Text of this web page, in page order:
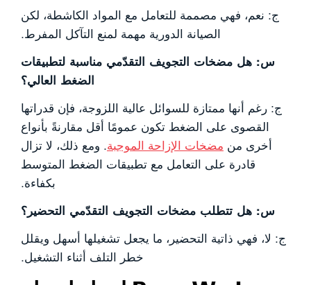
ج: نعم، فهي مصممة للتعامل مع المواد الكاشطة، لكن
الصيانة الدورية مهمة لمنع التآكل المفرط.
س: هل مضخات التجويف التقدّمي مناسبة لتطبيقات
الضغط العالي؟
ج: رغم أنها ممتازة للسوائل عالية اللزوجة، فإن قدراتها
القصوى على الضغط تكون عمومًا أقل مقارنةً بأنواع
أخرى من مضخات الإزاحة الموجبة. ومع ذلك، لا تزال
قادرة على التعامل مع تطبيقات الضغط المتوسط
بكفاءة.
س: هل تتطلب مضخات التجويف التقدّمي التحضير؟
ج: لا، فهي ذاتية التحضير، ما يجعل تشغيلها أسهل ويقلل
خطر التلف أثناء التشغيل.